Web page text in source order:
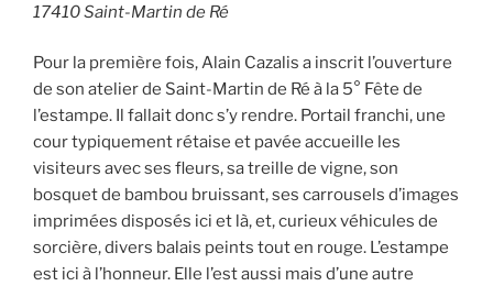
17410 Saint-Martin de Ré
Pour la première fois, Alain Cazalis a inscrit l’ouverture
de son atelier de Saint-Martin de Ré à la 5° Fête de
l’estampe. Il fallait donc s’y rendre. Portail franchi, une
cour typiquement rétaise et pavée accueille les
visiteurs avec ses fleurs, sa treille de vigne, son
bosquet de bambou bruissant, ses carrousels d’images
imprimées disposés ici et là, et, curieux véhicules de
sorcière, divers balais peints tout en rouge. L’estampe
est ici à l’honneur. Elle l’est aussi mais d’une autre